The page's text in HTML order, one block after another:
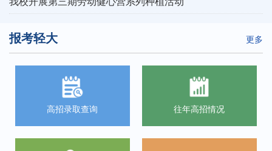
报考轻大 更多
高招录取查询 往年高招情况